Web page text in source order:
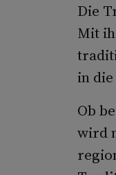
Die
Mit
in
Ob
wird